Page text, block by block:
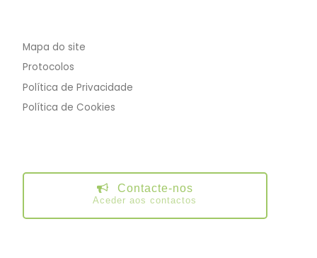
Mapa do site
Protocolos
Política de Privacidade
Política de Cookies
Contacte-nos
Aceder aos contactos